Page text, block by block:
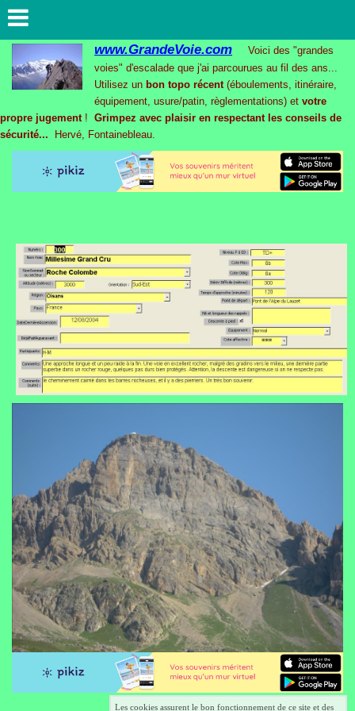
www.GrandeVoie.com Voici des "grandes
voies" d'escalade que j'ai parcourues au fil des ans...
Utilisez un bon topo récent (éboulements, itinéraire,
équipement, usure/patin, règlementations) et votre
propre jugement ! Grimpez avec plaisir en respectant les conseils de
sécurité... Hervé, Fontainebleau.
Les cookies assurent le bon fonctionnement de ce site et des